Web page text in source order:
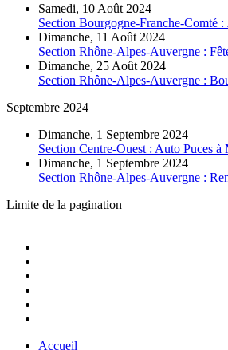
Samedi, 10 Août 2024
Section Bourgogne-Franche-Comté :
Dimanche, 11 Août 2024
Section Rhône-Alpes-Auvergne :
Dimanche, 25 Août 2024
Section Rhône-Alpes-Auvergne :
Septembre 2024
Dimanche, 1 Septembre 2024
Section Centre-Ouest : Auto Puces à
Dimanche, 1 Septembre 2024
Section Rhône-Alpes-Auvergne :
Limite de la pagination
Accueil